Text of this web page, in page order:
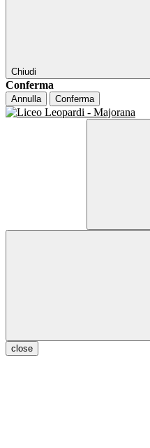
Chiudi
Conferma
Annulla Conferma
close